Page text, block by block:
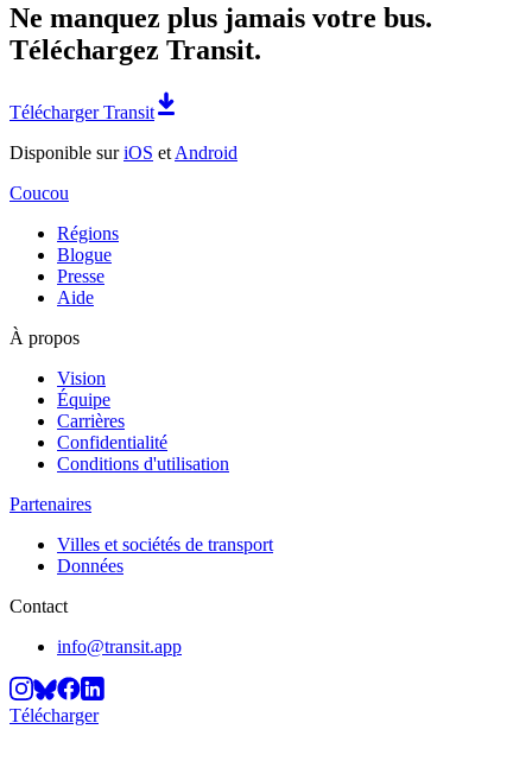
Ne manquez plus jamais votre bus.
Téléchargez Transit.
Télécharger Transit
Disponible suriOS et Android
Coucou
Régions
Blogue
Presse
Aide
À propos
Vision
Équipe
Carrières
Confidentialité
Conditions d'utilisation
Partenaires
Villes et sociétés de transport
Données
Contact
info@transit.app
Télécharger